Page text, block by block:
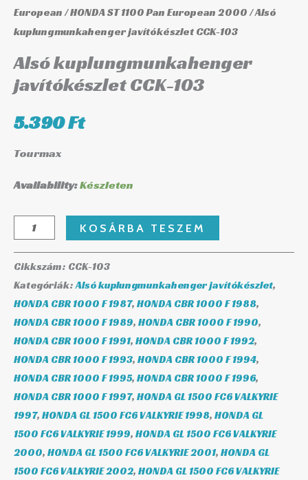
European/HONDA ST 1100 Pan European 2000/ Alsó
kuplungmunkahenger javítókészlet CCK-103
Alsó kuplungmunkahenger
javítókészlet CCK-103
5.390Ft
Tourmax
Availability:Készleten
103
mennyiség
KOSÁRBA TESZEM
Cikkszám: CCK-103
Kategóriák:Alsó kuplungmunkahenger javítókészlet,
HONDA CBR 1000 F 1987, HONDA CBR 1000 F 1988,
HONDA CBR 1000 F 1989, HONDA CBR 1000 F 1990,
HONDA CBR 1000 F 1991, HONDA CBR 1000 F 1992,
HONDA CBR 1000 F 1993, HONDA CBR 1000 F 1994,
HONDA CBR 1000 F 1995, HONDA CBR 1000 F 1996,
HONDA CBR 1000 F 1997, HONDA GL 1500 FC6 VALKYRIE
1997, HONDA GL 1500 FC6 VALKYRIE 1998, HONDA GL
1500 FC6 VALKYRIE 1999, HONDA GL 1500 FC6 VALKYRIE
2000, HONDA GL 1500 FC6 VALKYRIE 2001, HONDA GL
1500 FC6 VALKYRIE 2002, HONDA GL 1500 FC6 VALKYRIE